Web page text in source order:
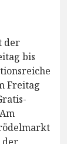
der
bis
Freitag
der